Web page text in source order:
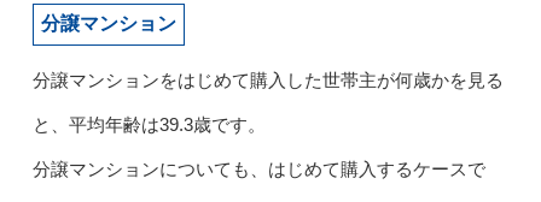
分譲マンション
分譲マンションをはじめて購入した世帯主が何歳かを見る
と、平均年齢は39.3歳です。
分譲マンションについても、はじめて購入するケースで